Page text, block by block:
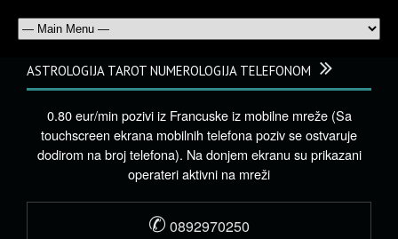
ASTROLOGIJA TAROT NUMEROLOGIJA TELEFONOM
0.80 eur/min pozivi iz Francuske iz mobilne mreže (Sa
touchscreen ekrana mobilnih telefona poziv se ostvaruje
dodirom na broj telefona). Na donjem ekranu su prikazani
operateri aktivni na mreži
✆ 0892970250